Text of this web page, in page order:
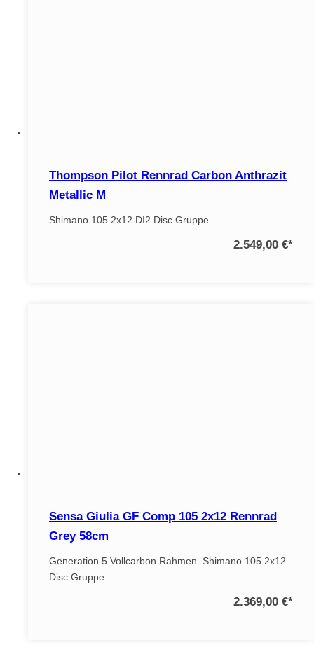
Thompson Pilot Rennrad Carbon Anthrazit
Metallic M
Shimano 105 2x12 DI2 Disc Gruppe
2.549,00 €*
Sensa Giulia GF Comp 105 2x12 Rennrad
Grey 58cm
Generation 5 Vollcarbon Rahmen. Shimano 105 2x12
Disc Gruppe.
2.369,00 €*